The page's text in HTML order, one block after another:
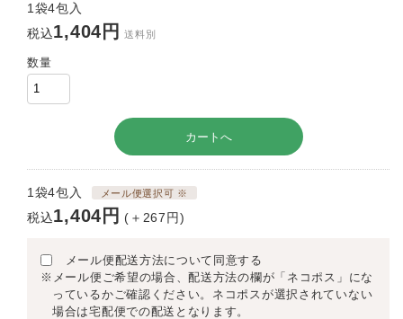
1袋4包入
税込1,404円 送料別
数量
1袋4包入 メール便選択可 ※
税込1,404円 (＋267円)
メール便配送方法について同意する
※メール便ご希望の場合、配送方法の欄が「ネコポス」にな
っているかご確認ください。ネコポスが選択されていない
場合は宅配便での配送となります。